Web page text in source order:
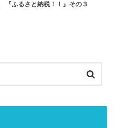
『ふるさと納税！！』その３